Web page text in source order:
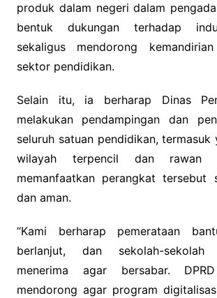
produk dalam negeri dalam
bentuk dukungan terhadap
sekaligus mendorong
sektor pendidikan.
Selain itu, ia berharap Dinas
melakukan pendampingan dan
seluruh satuan pendidikan, termasuk
wilayah terpencil dan rawan
memanfaatkan perangkat tersebut
dan aman.
“Kami berharap pemerataan
berlanjut, dan sekolah-
menerima agar bersabar.
mendorong agar program